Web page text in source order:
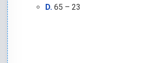
D.65 – 23